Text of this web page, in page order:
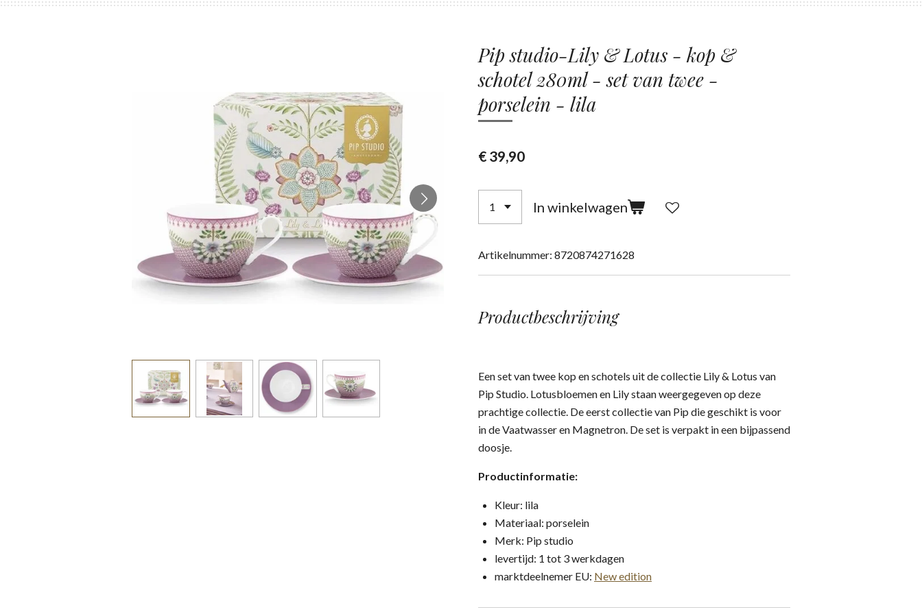
Pip studio-Lily & Lotus - kop &
schotel 280ml - set van twee -
porselein - lila
€ 39,90
In winkelwagen
Artikelnummer: 8720874271628
Productbeschrijving
Een set van twee kop en schotels uit de collectie Lily & Lotus van
Pip Studio. Lotusbloemen en Lily staan weergegeven op deze
prachtige collectie. De eerst collectie van Pip die geschikt is voor
in de Vaatwasser en Magnetron. De set is verpakt in een bijpassend
doosje.
Productinformatie:
Kleur: lila
Materiaal: porselein
Merk: Pip studio
levertijd: 1 tot 3 werkdagen
marktdeelnemer EU: New edition